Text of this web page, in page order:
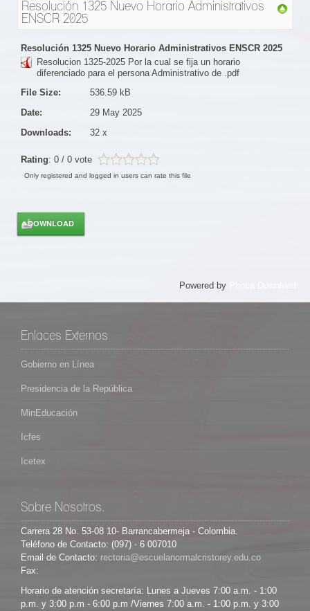
Resolución 1325 Nuevo Horario Administrativos
ENSCR 2025
Resolución 1325 Nuevo Horario Administrativos ENSCR 2025
Resolucion 1325-2025 Por la cual se fija un horario
diferenciado para el persona Administrativo de .pdf
File Size:
536.59 kB
Date:
29 May 2025
Downloads:
32 x
Rating: 0 / 0 vote
Only registered and logged in users can rate this file
Powered by
Enlaces Externos
Gobierno en Línea
Presidencia de la República
MinEducación
Icfes
Icetex
Sobre Nosotros.
Carrera 28 No. 53-08 10- Barrancabermeja - Colombia.
Teléfono de Contacto: (097) - 6 007010
Email de Contacto:
Fax:
Horario de atención secretaría: Lunes a Jueves 7:00 a.m. - 1:00
p.m. y 3:00 p.m - 6:00 p.m /Viernes 7:00 a.m. - 1:00 p.m. y 3:00